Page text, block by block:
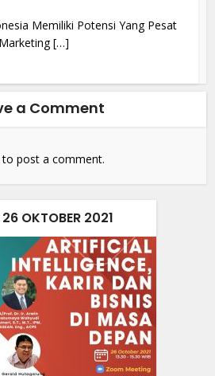
Memiliki Potensi Yang Pesat
[…]
a Comment
to post a comment.
26 OKTOBER 2021